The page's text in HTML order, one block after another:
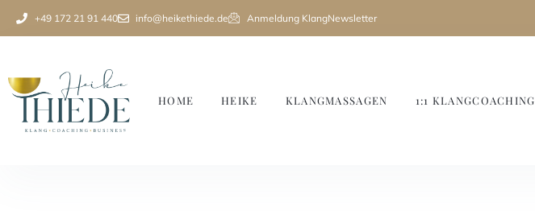
+49 172 21 91 440 info@heikethiede.de Anmeldung KlangNewsletter
HOME HEIKE KLANGMASSAGEN 1:1 KLANGCOACHING